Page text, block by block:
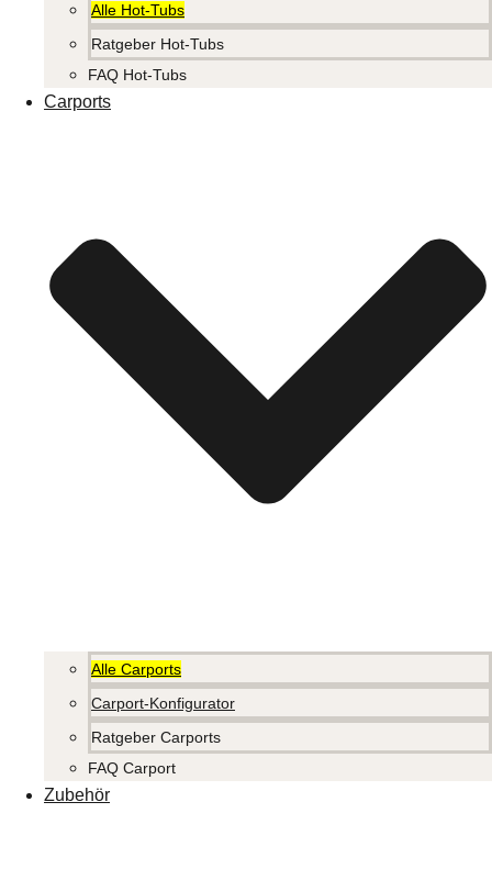
Alle Hot-Tubs
Ratgeber Hot-Tubs
FAQ Hot-Tubs
Carports
Alle Carports
Carport-Konfigurator
Ratgeber Carports
FAQ Carport
Zubehör